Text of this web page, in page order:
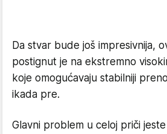
Da stvar bude još impresivnija,
postignut je na ekstremno
koje omogućavaju stabilniji
ikada pre.
Glavni problem u celoj priči